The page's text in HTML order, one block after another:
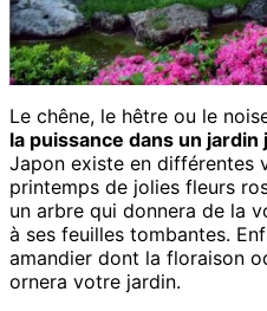
Le chêne, le hêtre ou le
la puissance dans un jardin
Japon existe en différentes
printemps de jolies fleurs
un arbre qui donnera de la
à ses feuilles tombantes.
amandier dont la floraison
ornera votre jardin.